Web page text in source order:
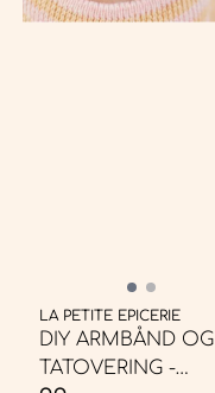
LA PETITE EPICERIE
DIY ARMBÅND OG
TATOVERING -